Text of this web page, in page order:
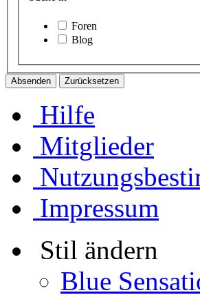
Foren
Blog
Hilfe
Mitglieder
Impressum
Stil ändern
Blue